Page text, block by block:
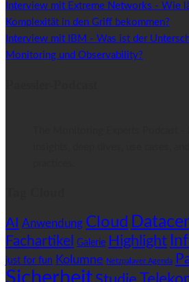
Interview mit Extreme Networks - Wie
Komplexität in den Griff bekommen?
Interview mit IBM - Was ist der
Monitoring und Observability?
AI Anwendung Cloud
Fachartikel Galerie Highlight
just for fun Kolumne Netzpalaver Agenda